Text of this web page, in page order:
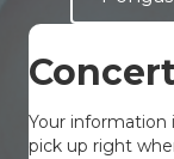
Your information
pick up right